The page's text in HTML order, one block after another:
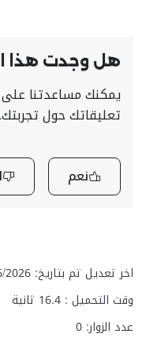
هل وجدت هذا
يمكنك مساعدتنا
تعليقاتك حول تجربتك.
نعم
اخر تعديل تم بتاريخ: 08/06/2026 01:28 م
وقت التحميل : 16.4 ثانية
عدد الزوار: 0